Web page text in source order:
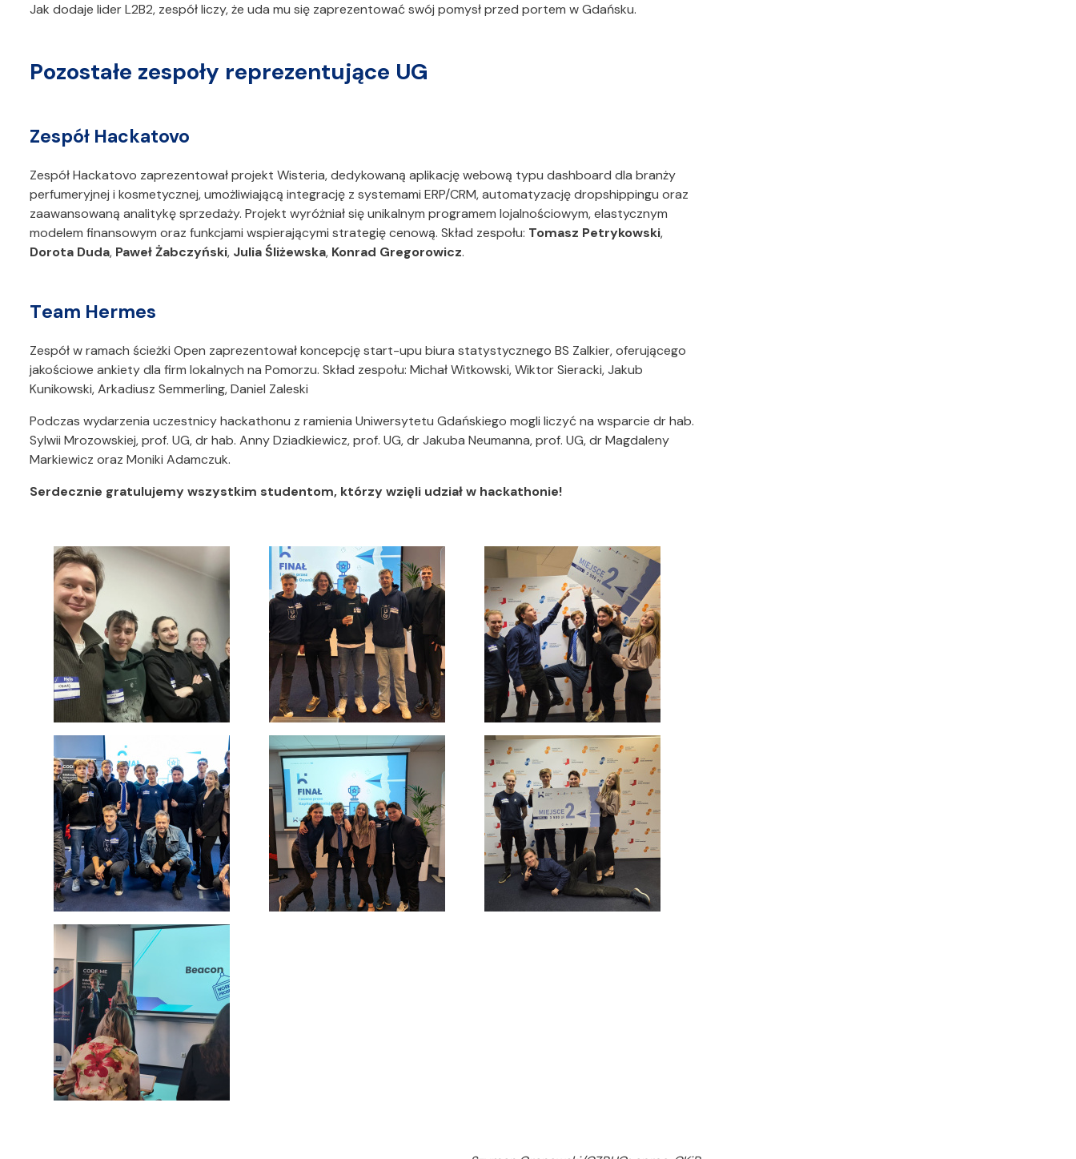
Jak dodaje lider L2B2, zespół liczy, że uda mu się zaprezentować swój pomysł przed portem w Gdańsku.
Pozostałe zespoły reprezentujące UG
Zespół Hackatovo
Zespół Hackatovo zaprezentował projekt Wisteria, dedykowaną aplikację webową typu dashboard dla branży
perfumeryjnej i kosmetycznej, umożliwiającą integrację z systemami ERP/CRM, automatyzację dropshippingu oraz
zaawansowaną analitykę sprzedaży. Projekt wyróżniał się unikalnym programem lojalnościowym, elastycznym
modelem finansowym oraz funkcjami wspierającymi strategię cenową. Skład zespołu: Tomasz Petrykowski,
Dorota Duda, Paweł Żabczyński, Julia Śliżewska, Konrad Gregorowicz.
Team Hermes
Zespół w ramach ścieżki Open zaprezentował koncepcję start-upu biura statystycznego BS Zalkier, oferującego
jakościowe ankiety dla firm lokalnych na Pomorzu. Skład zespołu: Michał Witkowski, Wiktor Sieracki, Jakub
Kunikowski, Arkadiusz Semmerling, Daniel Zaleski
Podczas wydarzenia uczestnicy hackathonu z ramienia Uniwersytetu Gdańskiego mogli liczyć na wsparcie dr hab.
Sylwii Mrozowskiej, prof. UG, dr hab. Anny Dziadkiewicz, prof. UG, dr Jakuba Neumanna, prof. UG, dr Magdaleny
Markiewicz oraz Moniki Adamczuk.
Serdecznie gratulujemy wszystkim studentom, którzy wzięli udział w hackathonie!